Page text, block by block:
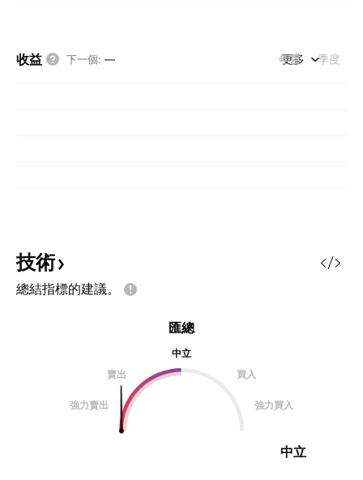
收益 下一個: — 年度 季度
更多
技術
總結指標的建議。
匯總
中立
賣出
買入
強力賣出 強力買入
中立